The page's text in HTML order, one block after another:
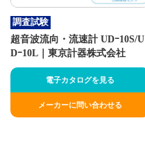
調査試験
超音波流向・流速計 UDｰ10S/U
Dｰ10L｜東京計器株式会社
電子カタログを見る
メーカーに問い合わせる